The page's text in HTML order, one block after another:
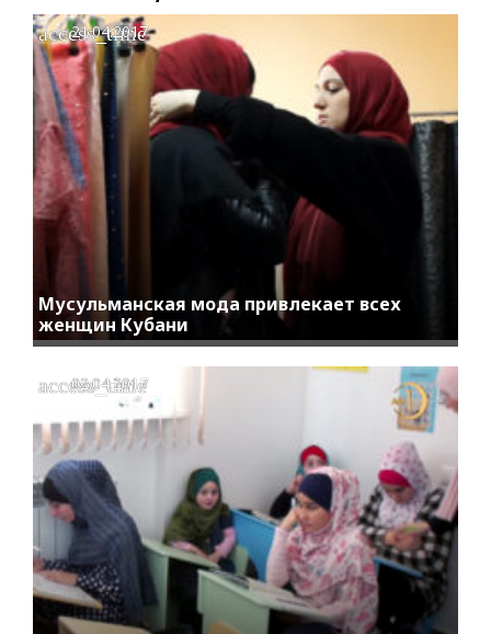
Мусульманская мода привлекает всех
женщин Кубани
access_time
21.04.2017
access_time
02.04.2017